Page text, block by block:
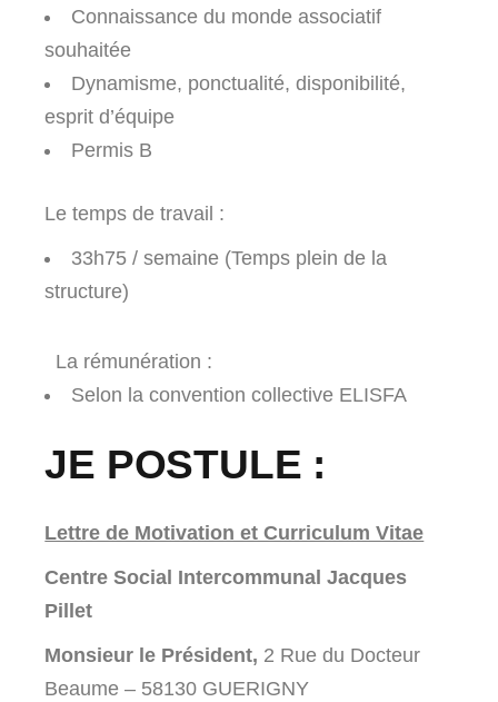
Connaissance du monde associatif
souhaitée
Dynamisme, ponctualité, disponibilité,
esprit d’équipe
Permis B
Le temps de travail :
33h75 / semaine (Temps plein de la
structure)
La rémunération :
Selon la convention collective ELISFA
JE POSTULE :
Lettre de Motivation et Curriculum Vitae
Centre Social Intercommunal Jacques
Pillet
Monsieur le Président, 2 Rue du Docteur
Beaume – 58130 GUERIGNY